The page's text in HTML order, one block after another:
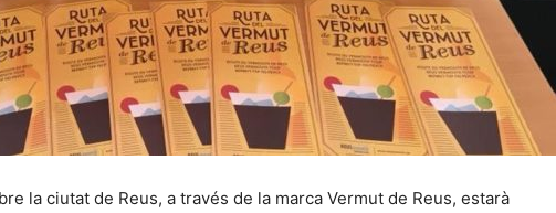
la ciutat de Reus, a través de la marca Vermut de Reus, estarà